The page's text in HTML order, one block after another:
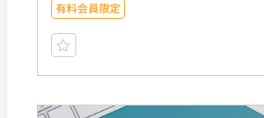
有料会員限定